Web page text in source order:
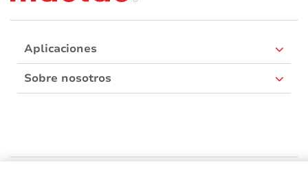
Aplicaciones
Sobre nosotros